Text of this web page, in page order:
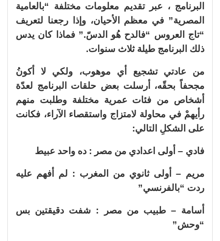
البرنامج ، عبر تقديم معلومات مختلفة “بالعامية
المصرية” في معظم الأحيان، وإذا رجعنا لتعريف
“تاج العروس “فالدح هُو الدسّ.” فماذا كان يدس
ذلك البرنامج طيلة ثلاث سنوات.
من عادتي تشجيع أي موهوب، ولكي لا أكونُ
مجحفاً بحقّه، أرسلت بعض حلقات البرنامج لعدّة
أشخاص من فئات عمرية مختلفة وطلبت منهم
رأيهمْ في محاولة لامتزاج واستقصاء الآراء، فكانت
على الشكلِ التالي:
فادي – أولى اعدادي من مصر : ده واحد عبيط
مريم – أولى ثانوي من المغرب : لم أفهم عليه
ردت “بالفرنسي”
أسامة – طبيب من مصر : شفت دقيقتين بس
“وحش”